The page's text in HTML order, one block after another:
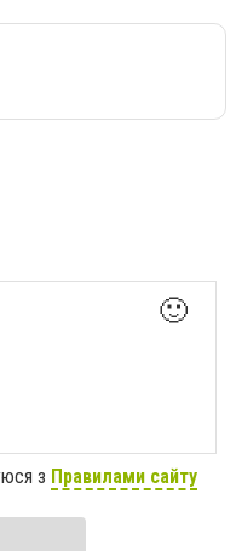
🙂
з Правилами сайту